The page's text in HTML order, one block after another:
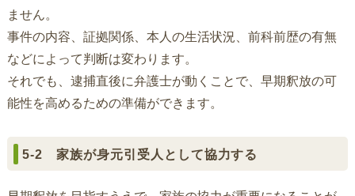
ません。
事件の内容、証拠関係、本人の生活状況、前科前歴の有無
などによって判断は変わります。
それでも、逮捕直後に弁護士が動くことで、早期釈放の可
能性を高めるための準備ができます。
5-2 家族が身元引受人として協力する